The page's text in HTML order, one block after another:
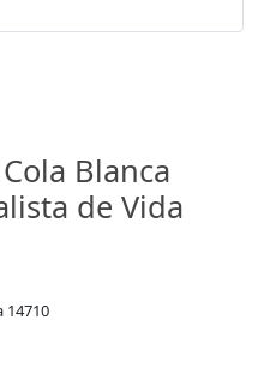
Blanca
de Vida
14710